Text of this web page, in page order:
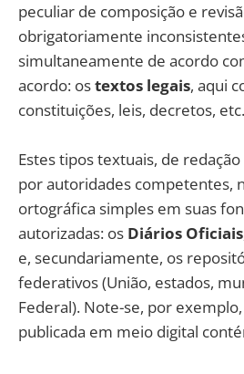
peculiar de composição e
obrigatoriamente
simultaneamente de acordo
acordo: ostextos legais, aqui
constituições, leis, decretos, etc.
Estes tipos textuais, de
por autoridades competentes,
ortográfica simples em suas
autorizadas: os Diários Oficiais
e, secundariamente, os
federativos (União, estados,
Federal). Note-se, por
publicada em meio digital